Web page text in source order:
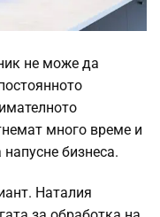
не може да
много време и
бизнеса.
Наталия